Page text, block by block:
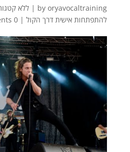
byoryavocaltraining
| ללא
להתפתחות אישית דרך הקול|
0 comments